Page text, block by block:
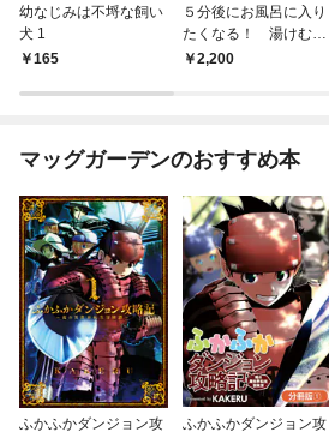
幼なじみは不埒な飼い
犬 1
165
５分後にお風呂に入り
たくなる！ 湯けむり
文学2,200
マッグガーデンのおすすめ本
ふかふかダンジョン攻
ふかふかダンジョン攻